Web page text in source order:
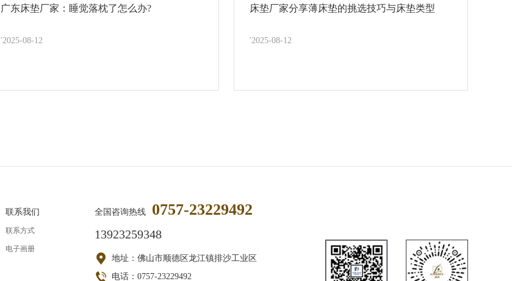
广东床垫厂家：睡觉落枕了怎么办?
'2025-08-12
床垫厂家分享薄床垫的挑选技巧与床垫类型
'2025-08-12
联系我们
联系方式
电子画册
全国咨询热线 0757-23229492
13923259348
地址：佛山市顺德区龙江镇排沙工业区
电话：0757-23229492